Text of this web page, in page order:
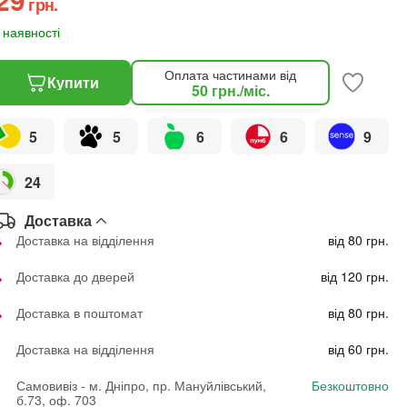
Купити Оплата частинами від
50 грн./міс.
5 5 6 6 9
24
Доставка
Доставка на відділення
від 80 грн.
Доставка до дверей
від 120 грн.
Доставка в поштомат
від 80 грн.
Доставка на відділення
від 60 грн.
Самовивіз - м. Дніпро, пр. Мануйлівський,
б.73, оф. 703
Безкоштовно